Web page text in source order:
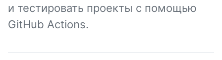
и тестировать проекты с помощью
GitHub Actions.